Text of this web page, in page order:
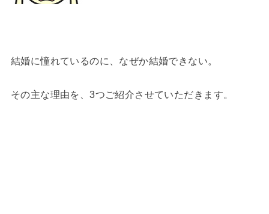
結婚に憧れているのに、なぜか結婚できない。
その主な理由を、3つご紹介させていただきます。